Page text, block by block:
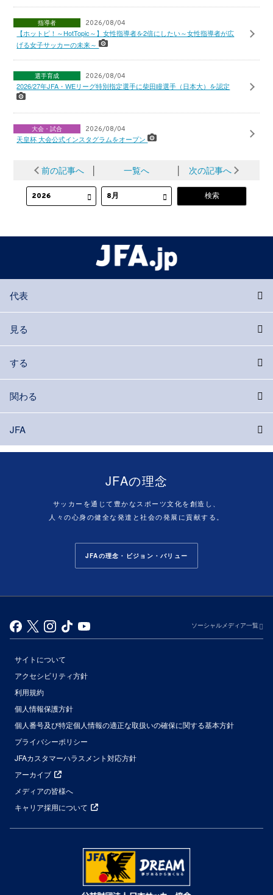
指導者 2026/08/04
【ホットピ！～HotTopic～】女性指導者を2倍にしたい～女性指導者が広
げる女子サッカーの未来～
選手育成 2026/08/04
2026/27年JFA・WEリーグ特別指定選手に柴田瞳選手（日本大）を認定
大会・試合 2026/08/04
天皇杯 大会公式インスタグラムをオープン
前の記事へ │ 一覧へ │ 次の記事へ
代表
見る
する
関わる
JFA
JFAの理念
サッカーを通じて豊かなスポーツ文化を創造し、
人々の心身の健全な発達と社会の発展に貢献する。
JFAの理念・ビジョン・バリュー
ソーシャルメディア一覧
サイトについて
アクセシビリティ方針
利用規約
個人情報保護方針
個人番号及び特定個人情報の適正な取扱いの確保に関する基本方針
プライバシーポリシー
JFAカスタマーハラスメント対応方針
アーカイブ
メディアの皆様へ
キャリア採用について